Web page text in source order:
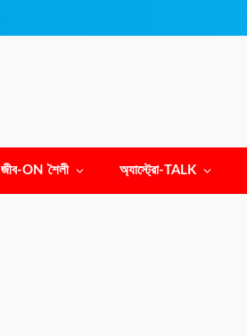
জীব-ON শৈলী অ্যাস্ট্রো-TALK